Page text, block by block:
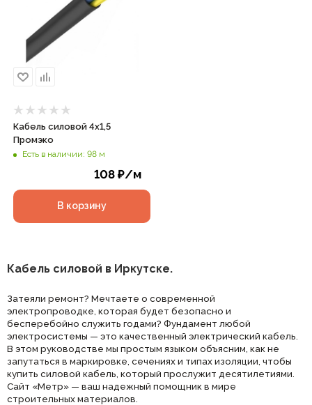
Кабель силовой 4х1,5
Промэко
Есть в наличии: 98 м
108₽/м
В корзину
Кабель силовой в Иркутске.
Затеяли ремонт? Мечтаете о современной
электропроводке, которая будет безопасно и
бесперебойно служить годами? Фундамент любой
электросистемы — это качественный электрический кабель.
В этом руководстве мы простым языком объясним, как не
запутаться в маркировке, сечениях и типах изоляции, чтобы
купить силовой кабель, который прослужит десятилетиями.
Сайт «Метр» — ваш надежный помощник в мире
строительных материалов.